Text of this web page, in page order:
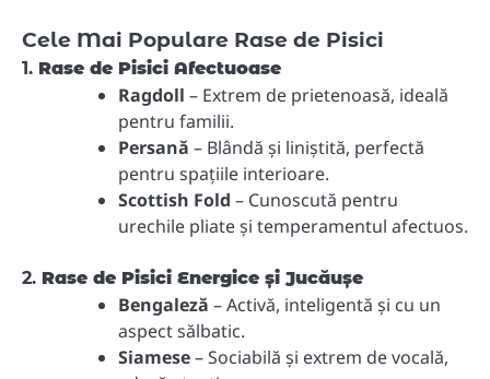
Cele Mai Populare Rase de Pisici
1. Rase de Pisici Afectuoase
Ragdoll – Extrem de prietenoasă, ideală
pentru familii.
Persană – Blândă și liniștită, perfectă
pentru spațiile interioare.
Scottish Fold – Cunoscută pentru
urechile pliate și temperamentul afectuos.
2. Rase de Pisici Energice și Jucăușe
Bengaleză – Activă, inteligentă și cu un
aspect sălbatic.
Siamese– Sociabilă și extrem de vocală,